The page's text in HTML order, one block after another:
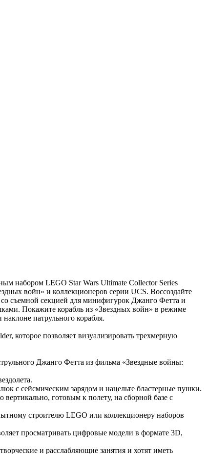
набором LEGO Star Wars Ultimate Collector Series
войн» и коллекционеров серии UCS. Воссоздайте
со съемной секцией для минифигурок Джанго Фетта и
Покажите корабль из «Звездных войн» в режиме
патрульного корабля.
которое позволяет визуализировать трехмерную
Джанго Фетта из фильма «Звездные войны:
с сейсмическим зарядом и нацельте бластерные пушки.
готовым к полету, на сборной базе с
строителю LEGO или коллекционеру наборов
просматривать цифровые модели в формате 3D,
и расслабляющие занятия и хотят иметь